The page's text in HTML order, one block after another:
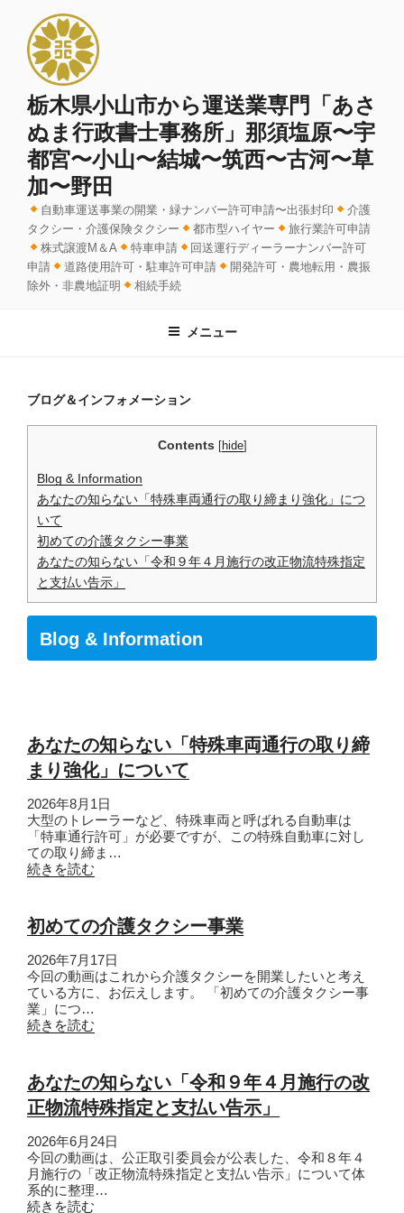
栃木県小山市から運送業専門「あさ
ぬま行政書士事務所」那須塩原〜宇
都宮〜小山〜結城〜筑西〜古河〜草
加〜野田
自動車運送事業の開業・緑ナンバー許可申請〜出張封印
介護
タクシー・介護保険タクシー
都市型ハイヤー
旅行業許可申請
株式譲渡M＆A
特車申請
回送運行ディーラーナンバー許可
申請
道路使用許可・駐車許可申請
開発許可・農地転用・農振
除外・非農地証明
相続手続
メニュー
ブログ＆インフォメーション
Contents [hide]
Blog & Information
あなたの知らない「特殊車両通行の取り締まり強化」につ
いて
初めての介護タクシー事業
あなたの知らない「令和９年４月施行の改正物流特殊指定
と支払い告示」
Blog & Information
あなたの知らない「特殊車両通行の取り締
まり強化」について
2026年8月1日
大型のトレーラーなど、特殊車両と呼ばれる自動車は
「特車通行許可」が必要ですが、この特殊自動車に対し
ての取り締ま…
続きを読む
初めての介護タクシー事業
2026年7月17日
今回の動画はこれから介護タクシーを開業したいと考え
ている方に、お伝えします。 「初めての介護タクシー事
業」につ…
続きを読む
あなたの知らない「令和９年４月施行の改
正物流特殊指定と支払い告示」
2026年6月24日
今回の動画は、公正取引委員会が公表した、令和８年４
月施行の「改正物流特殊指定と支払い告示」について体
系的に整理…
続きを読む